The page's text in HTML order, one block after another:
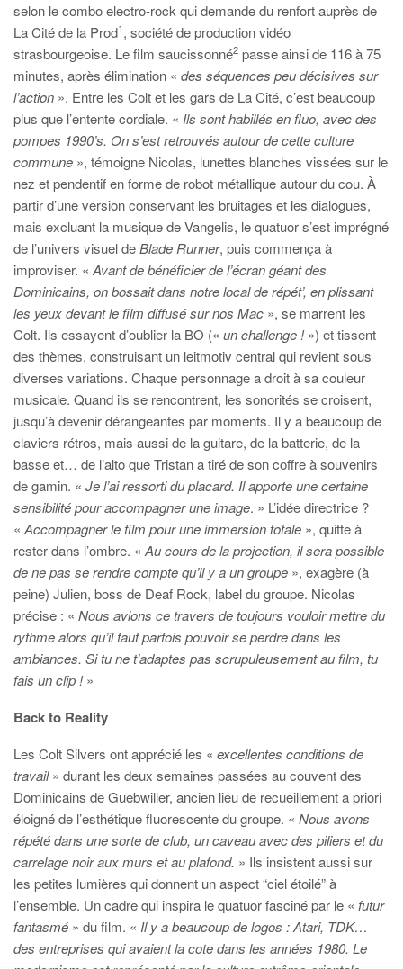
selon le combo electro-rock qui demande du renfort auprès de
La Cité de la Prod1, société de production vidéo
strasbourgeoise. Le film saucissonné2 passe ainsi de 116 à 75
minutes, après élimination « des séquences peu décisives sur
l’action ». Entre les Colt et les gars de La Cité, c’est beaucoup
plus que l’entente cordiale. « Ils sont habillés en fluo, avec des
pompes 1990’s. On s’est retrouvés autour de cette culture
commune », témoigne Nicolas, lunettes blanches vissées sur le
nez et pendentif en forme de robot métallique autour du cou. À
partir d’une version conservant les bruitages et les dialogues,
mais excluant la musique de Vangelis, le quatuor s’est imprégné
de l’univers visuel deBlade Runner, puis commença à
improviser. « Avant de bénéficier de l’écran géant des
Dominicains, on bossait dans notre local de répét’, en plissant
les yeux devant le film diffusé sur nos Mac », se marrent les
Colt. Ils essayent d’oublier la BO (« un challenge !») et tissent
des thèmes, construisant un leitmotiv central qui revient sous
diverses variations. Chaque personnage a droit à sa couleur
musicale. Quand ils se rencontrent, les sonorités se croisent,
jusqu’à devenir dérangeantes par moments. Il y a beaucoup de
claviers rétros, mais aussi de la guitare, de la batterie, de la
basse et… de l’alto que Tristan a tiré de son coffre à souvenirs
de gamin. « Je l’ai ressorti du placard. Il apporte une certaine
sensibilité pour accompagner une image. » L’idée directrice ?
« Accompagner le film pour une immersion totale », quitte à
rester dans l’ombre. « Au cours de la projection, il sera possible
de ne pas se rendre compte qu’il y a un groupe », exagère (à
peine) Julien, boss de Deaf Rock, label du groupe. Nicolas
précise : « Nous avions ce travers de toujours vouloir mettre du
rythme alors qu’il faut parfois pouvoir se perdre dans les
ambiances. Si tu ne t’adaptes pas scrupuleusement au film, tu
fais un clip !»
Back to Reality
Les Colt Silvers ont apprécié les « excellentes conditions de
travail» durant les deux semaines passées au couvent des
Dominicains de Guebwiller, ancien lieu de recueillement a priori
éloigné de l’esthétique fluorescente du groupe. « Nous avons
répété dans une sorte de club, un caveau avec des piliers et du
carrelage noir aux murs et au plafond. » Ils insistent aussi sur
les petites lumières qui donnent un aspect “ciel étoilé” à
l’ensemble. Un cadre qui inspira le quatuor fasciné par le « futur
fantasmé » du film. « Il y a beaucoup de logos : Atari, TDK…
des entreprises qui avaient la cote dans les années 1980. Le